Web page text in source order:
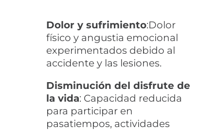
Dolor y sufrimiento:Dolor
físico y angustia emocional
experimentados debido al
accidente y las lesiones.
Disminución del disfrute de
la vida: Capacidad reducida
para participar en
pasatiempos, actividades